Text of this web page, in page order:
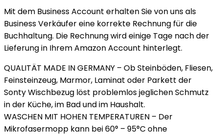
Mit dem Business Account erhalten Sie von uns als
Business Verkäufer eine korrekte Rechnung für die
Buchhaltung. Die Rechnung wird einige Tage nach der
Lieferung in Ihrem Amazon Account hinterlegt.
QUALITÄT MADE IN GERMANY – Ob Steinböden, Fliesen,
Feinsteinzeug, Marmor, Laminat oder Parkett der
Sonty Wischbezug löst problemlos jeglichen Schmutz
in der Küche, im Bad und im Haushalt.
WASCHEN MIT HOHEN TEMPERATUREN – Der
Mikrofasermopp kann bei 60° – 95°C ohne